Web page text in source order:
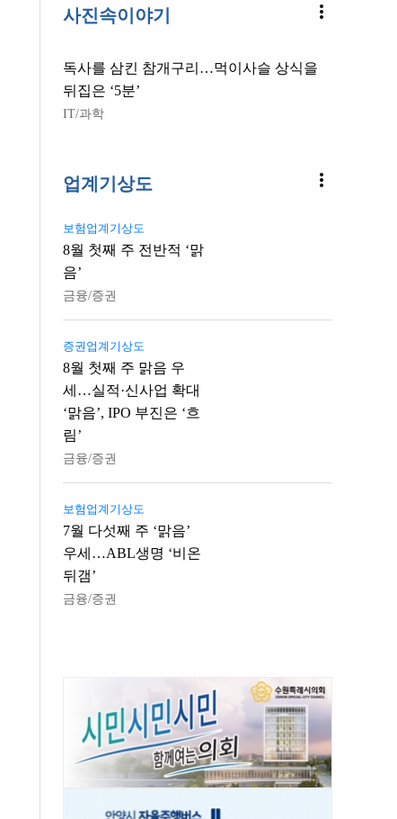
사진속이야기 more_vert
독사를 삼킨 참개구리…먹이사슬 상식을
뒤집은 ‘5분’
IT/과학
업계기상도 more_vert
보험업계기상도
8월 첫째 주 전반적 ‘맑
음’
금융/증권
증권업계기상도
8월 첫째 주 맑음 우
세…실적·신사업 확대
‘맑음’, IPO 부진은 ‘흐
림’
금융/증권
보험업계기상도
7월 다섯째 주 ‘맑음’
우세…ABL생명 ‘비온
뒤갬’
금융/증권